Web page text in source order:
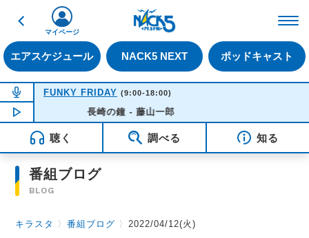
戻る
エアスケジュール NACK5 NEXT ポッドキャスト
マイページ
NOW ON AIR
FUNKY FRIDAY (9:00-18:00)
NOW PLAYING14:21
長崎の鐘 - 藤山一郎
聴く 調べる 知る
番組ブログ
BLOG
キラスタ 〉番組ブログ 〉2022/04/12(火)